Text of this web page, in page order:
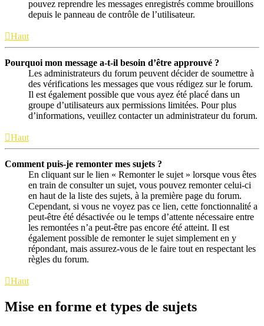
pouvez reprendre les messages enregistrés comme brouillons
depuis le panneau de contrôle de l’utilisateur.
Haut
Pourquoi mon message a-t-il besoin d’être approuvé ?
Les administrateurs du forum peuvent décider de soumettre à
des vérifications les messages que vous rédigez sur le forum.
Il est également possible que vous ayez été placé dans un
groupe d’utilisateurs aux permissions limitées. Pour plus
d’informations, veuillez contacter un administrateur du forum.
Haut
Comment puis-je remonter mes sujets ?
En cliquant sur le lien « Remonter le sujet » lorsque vous êtes
en train de consulter un sujet, vous pouvez remonter celui-ci
en haut de la liste des sujets, à la première page du forum.
Cependant, si vous ne voyez pas ce lien, cette fonctionnalité a
peut-être été désactivée ou le temps d’attente nécessaire entre
les remontées n’a peut-être pas encore été atteint. Il est
également possible de remonter le sujet simplement en y
répondant, mais assurez-vous de le faire tout en respectant les
règles du forum.
Haut
Mise en forme et types de sujets